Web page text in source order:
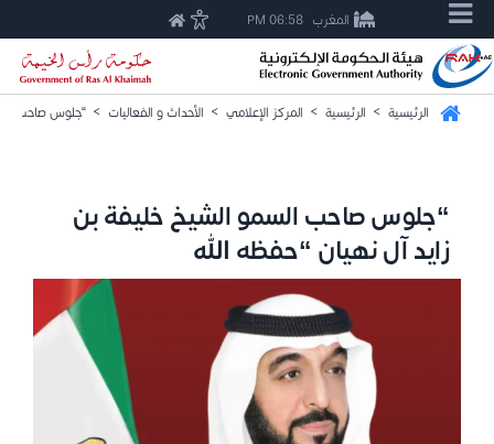
المغرب 06:58 PM
الرئيسية > الرئيسية > المركز الإعلامي > الأحداث و الفعاليات > “جلوس صاحب
“جلوس صاحب السمو الشيخ خليفة بن
زايد آل نهيان “حفظه الله